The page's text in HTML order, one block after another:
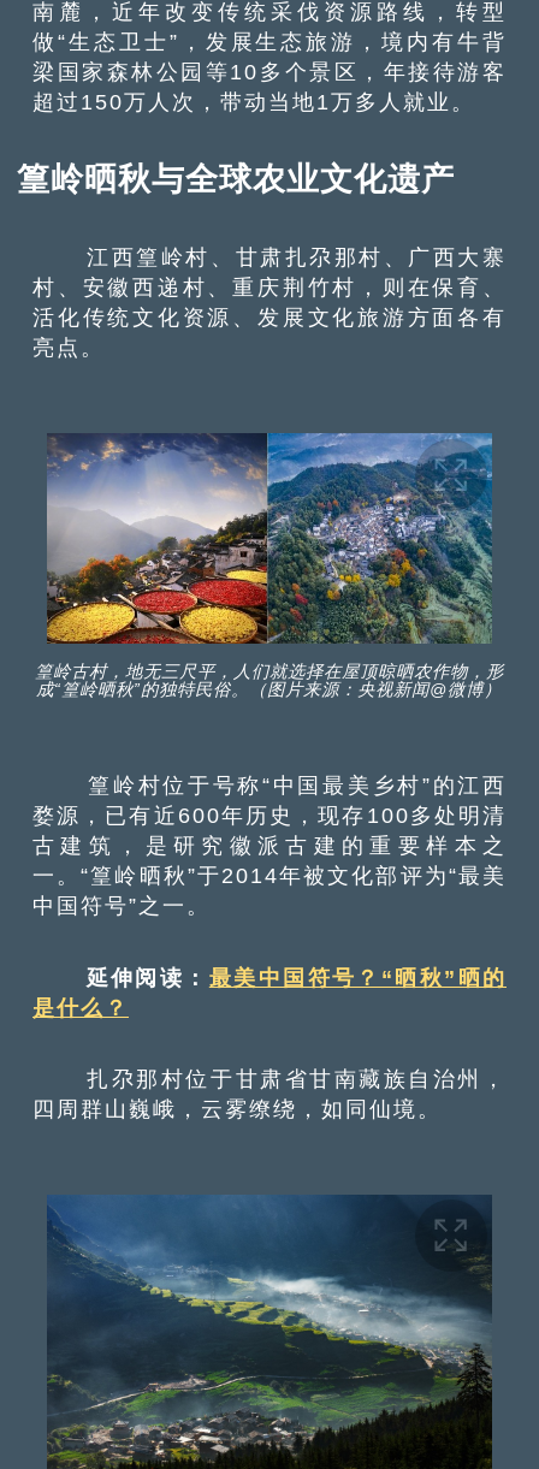
南麓，近年改变传统采伐资源路线，转型
做“生态卫士”，发展生态旅游，境内有牛背
梁国家森林公园等10多个景区，年接待游客
超过150万人次，带动当地1万多人就业。
篁岭晒秋与全球农业文化遗产
江西篁岭村、甘肃扎尕那村、广西大寨
村、安徽西递村、重庆荆竹村，则在保育、
活化传统文化资源、发展文化旅游方面各有
亮点。
篁岭古村，地无三尺平，人们就选择在屋顶晾晒农作物，形
成“篁岭晒秋”的独特民俗。（图片来源：央视新闻@微博）
篁岭村位于号称“中国最美乡村”的江西
婺源，已有近600年历史，现存100多处明清
古建筑，是研究徽派古建的重要样本之
一。“篁岭晒秋”于2014年被文化部评为“最美
中国符号”之一。
延伸阅读： 最美中国符号？“晒秋”晒的
是什么？
扎尕那村位于甘肃省甘南藏族自治州，
四周群山巍峨，云雾缭绕，如同仙境。